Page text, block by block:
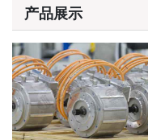
产品展示